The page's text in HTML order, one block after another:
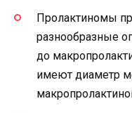
Пролактиномы
разнообразные
до
имеют диаметр